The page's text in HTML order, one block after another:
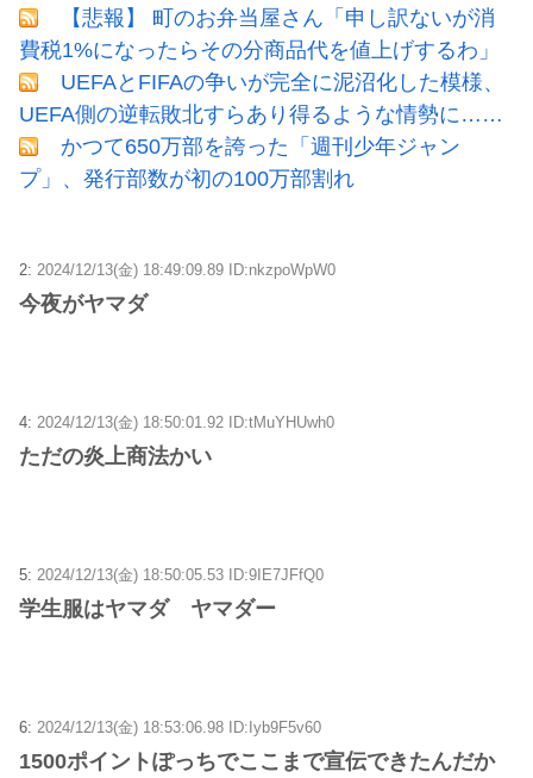
【悲報】 町のお弁当屋さん「申し訳ないが消
費税1%になったらその分商品代を値上げするわ」
UEFAとFIFAの争いが完全に泥沼化した模様、
UEFA側の逆転敗北すらあり得るような情勢に……
かつて650万部を誇った「週刊少年ジャン
プ」、発行部数が初の100万部割れ
2: 2024/12/13(金) 18:49:09.89 ID:nkzpoWpW0
今夜がヤマダ
4: 2024/12/13(金) 18:50:01.92 ID:tMuYHUwh0
ただの炎上商法かい
5: 2024/12/13(金) 18:50:05.53 ID:9IE7JFfQ0
学生服はヤマダ ヤマダー
6: 2024/12/13(金) 18:53:06.98 ID:Iyb9F5v60
1500ポイントぽっちでここまで宣伝できたんだか